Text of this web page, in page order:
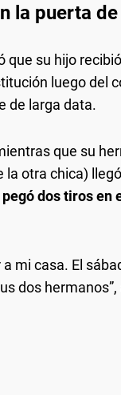
la puerta
que su hijo
luego del
de larga data.
que su
la otra chica)
dos tiros en
mi casa. El
dos